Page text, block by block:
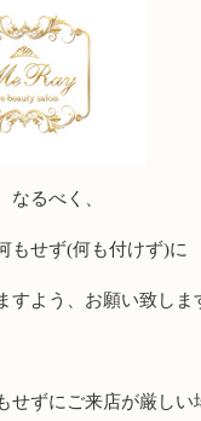
なるべく、
もせず(何も付けず)に
すよう、お願い致しま
せずにご来店が厳しい